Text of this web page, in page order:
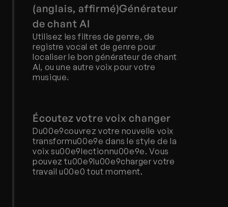
(anglais, affirmé)Générateur
de chant AI
Utilisez les filtres de genre, de
registre vocal et de genre pour
localiser le bon générateur de chant
AI, ou une autre voix pour votre
musique.
Écoutez votre voix changer
Du00e9couvrez votre nouvelle voix
transformu00e9e dans le style de la
voix su00e9lectionnu00e9e. Vous
pouvez tu00e9lu00e9charger votre
travail u00e0 tout moment.